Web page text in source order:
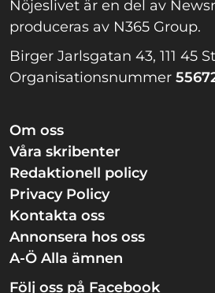
Nöjeslivet är en del av
produceras av N365 Group.
Birger Jarlsgatan 43, 111 45
Organisationsnummer
Om oss
Våra skribenter
Redaktionell policy
Privacy Policy
Kontakta oss
Annonsera hos oss
A-Ö Alla ämnen
Följ oss på Facebook